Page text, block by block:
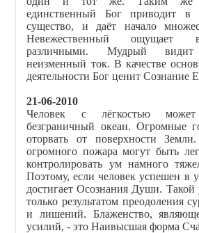
единственный Бог приводит в
существо, и даёт начало
Невежественный ощущает
различными. Мудрый
неизменный ток. В качестве
деятельности Бог ценит Сознание
21-06-2010
Человек с лёгкостью
безграничный океан. Огромные
оторвать от поверхности
огромного пожара могут быть
контролировать ум намного
Поэтому, если человек успешен в
достигает Осознания Души.
только результатом преодоления
и лишений. Блаженство,
усилий, - это Наивысшая форма